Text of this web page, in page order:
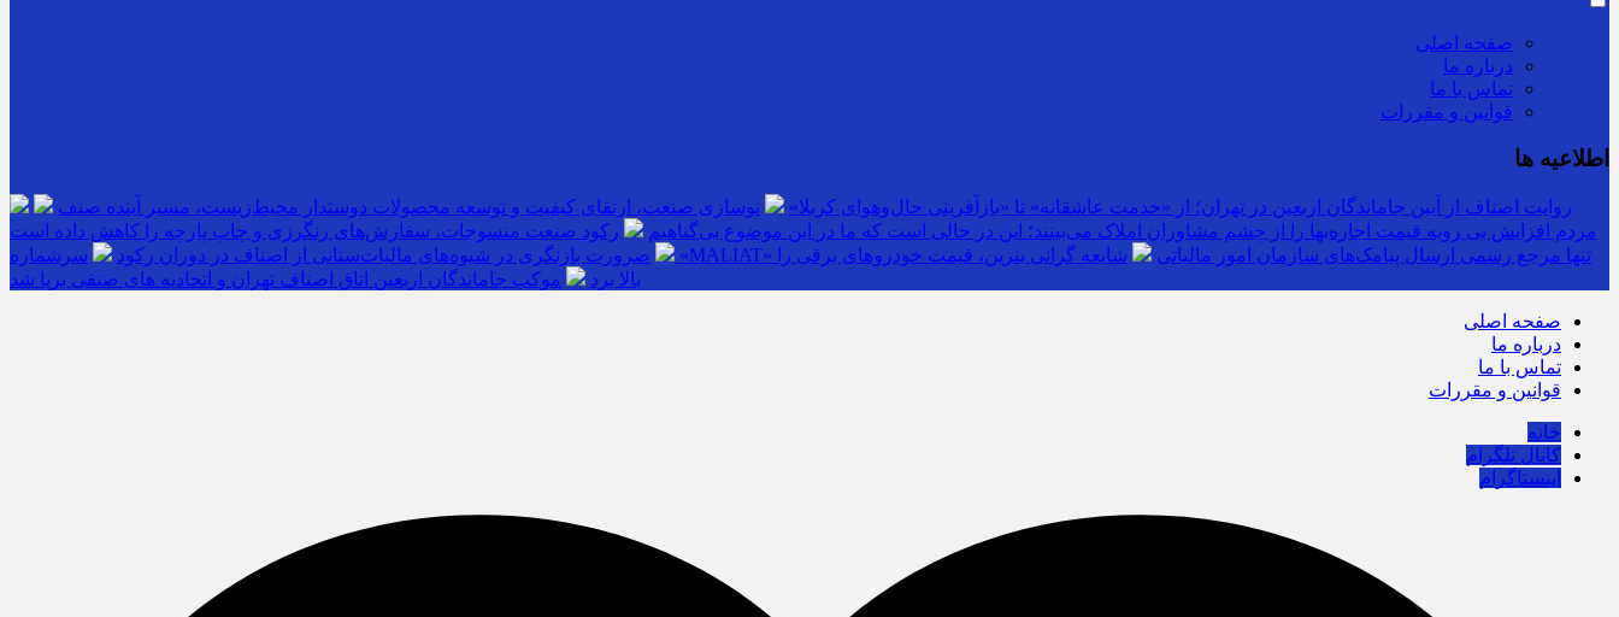
صفحه اصلی
درباره ما
تماس با ما
قوانین و مقررات
اطلاعیه ها
روایت اصناف از آیین جاماندگان اربعین در تهران؛ از «خدمت عاشقانه» تا «بازآفرینی حال‌وهوای کربلا»
نوسازی صنعت، ارتقای کیفیت و توسعه محصولات دوستدار محیط‌زیست، مسیر آینده صنف
مردم افزایش بی رویه قیمت اجاره‌بها را از چشم مشاوران املاک می‌بینند؛ این در حالی است که ما در این موضوع بی‌گناهیم
رکود صنعت منسوجات، سفارش‌های رنگرزی و چاپ پارچه را کاهش داده است
ضرورت بازنگری در شیوه‌های مالیات‌ستانی از اصناف در دوران رکود
سرشماره «MALIAT» تنها مرجع رسمی ارسال پیامک‌های سازمان امور مالیاتی
شایعه گرانی بنزین، قیمت خودروهای برقی را
بالا برد
موکب جاماندگان اربعین اتاق اصناف تهران و اتحادیه های صنفی برپا شد
صفحه اصلی
درباره ما
تماس با ما
قوانین و مقررات
خانه
کانال تلگرام
اینستاگرام